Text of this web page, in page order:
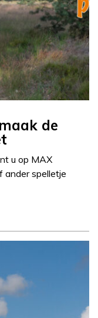
de
u op MAX
ander spelletje